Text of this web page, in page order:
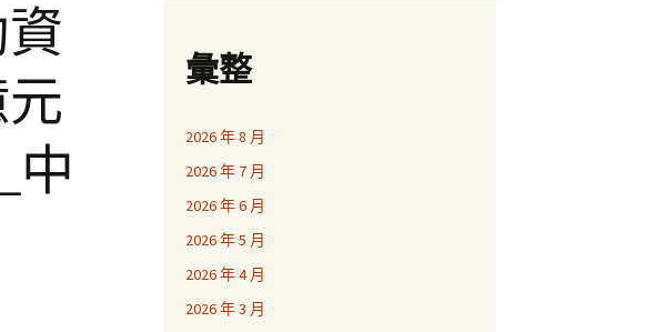
中
彙整
2026 年 8 月
2026 年 7 月
2026 年 6 月
2026 年 5 月
2026 年 4 月
2026 年 3 月